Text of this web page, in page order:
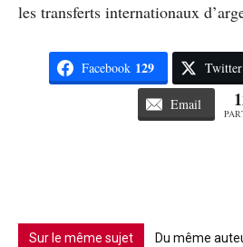
les transferts internationaux
Facebook 129 Twitter
Email
Sur le même sujet Du même